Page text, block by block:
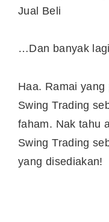
Jual Beli
…Dan banyak
Haa. Ramai
Swing Trading
faham. Nak tahu
Swing Trading
yang disediakan!